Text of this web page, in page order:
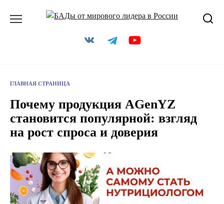
ГЛАВНАЯ СТРАНИЦА
Почему продукция AGenYZ
становится популярной: взгляд
на рост спроса и доверия